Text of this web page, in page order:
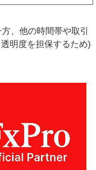
、他の時間帯や取引
明度を担保するため)